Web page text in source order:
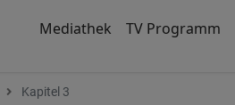
Mediathek TV Programm
Kapitel 3